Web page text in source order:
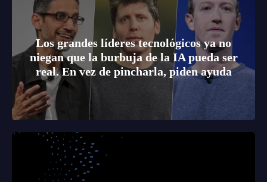
Los grandes líderes tecnológicos ya no
niegan que la burbuja de la IA pueda ser
real. En vez de pincharla, piden ayuda